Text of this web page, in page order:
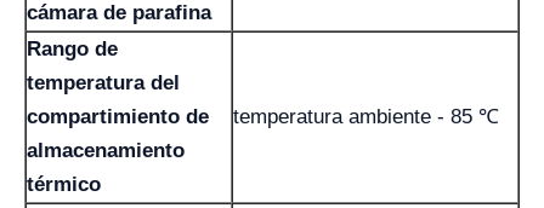
cámara de parafina
Rango de
temperatura del
compartimiento de
almacenamiento
térmico
temperatura ambiente - 85 ℃